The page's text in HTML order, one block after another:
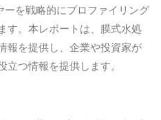
を戦略的にプロファイリング
す。本レポートは、膜式水処
報を提供し、企業や投資家が
つ情報を提供します。